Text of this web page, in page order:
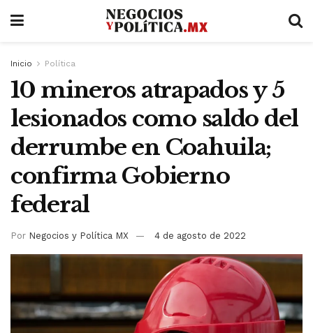
Inicio Política
10 mineros atrapados y 5
lesionados como saldo del
derrumbe en Coahuila;
confirma Gobierno
federal
Por Negocios y Política MX 4 de agosto de 2022